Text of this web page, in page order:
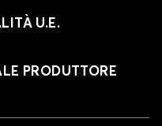
U.E.
PRODUTTORE